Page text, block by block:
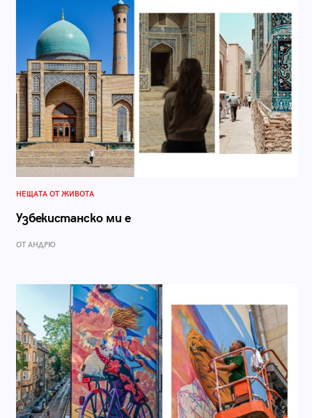
НЕЩАТА ОТ ЖИВОТА
Узбекистанско ми е
ОТ АНДРЮ